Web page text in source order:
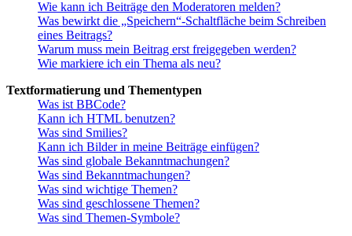
Wie kann ich Beiträge den Moderatoren melden?
Was bewirkt die „Speichern“-Schaltfläche beim Schreiben
eines Beitrags?
Warum muss mein Beitrag erst freigegeben werden?
Wie markiere ich ein Thema als neu?
Textformatierung und Thementypen
Was ist BBCode?
Kann ich HTML benutzen?
Was sind Smilies?
Kann ich Bilder in meine Beiträge einfügen?
Was sind globale Bekanntmachungen?
Was sind Bekanntmachungen?
Was sind wichtige Themen?
Was sind geschlossene Themen?
Was sind Themen-Symbole?